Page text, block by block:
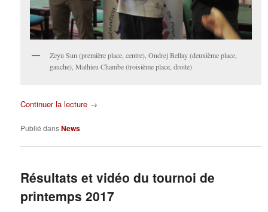
Zeyu Sun (première place, centre), Ondrej Bellay (deuxième place,
gauche), Mathieu Chambe (troisième place, droite)
Continuer la lecture →
Publié dansNews
Résultats et vidéo du tournoi de
printemps 2017